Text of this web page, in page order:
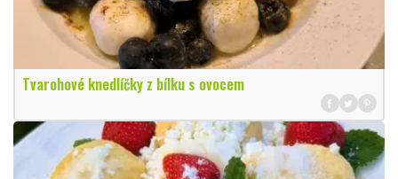
Tvarohové knedlíčky z bílku s ovocem